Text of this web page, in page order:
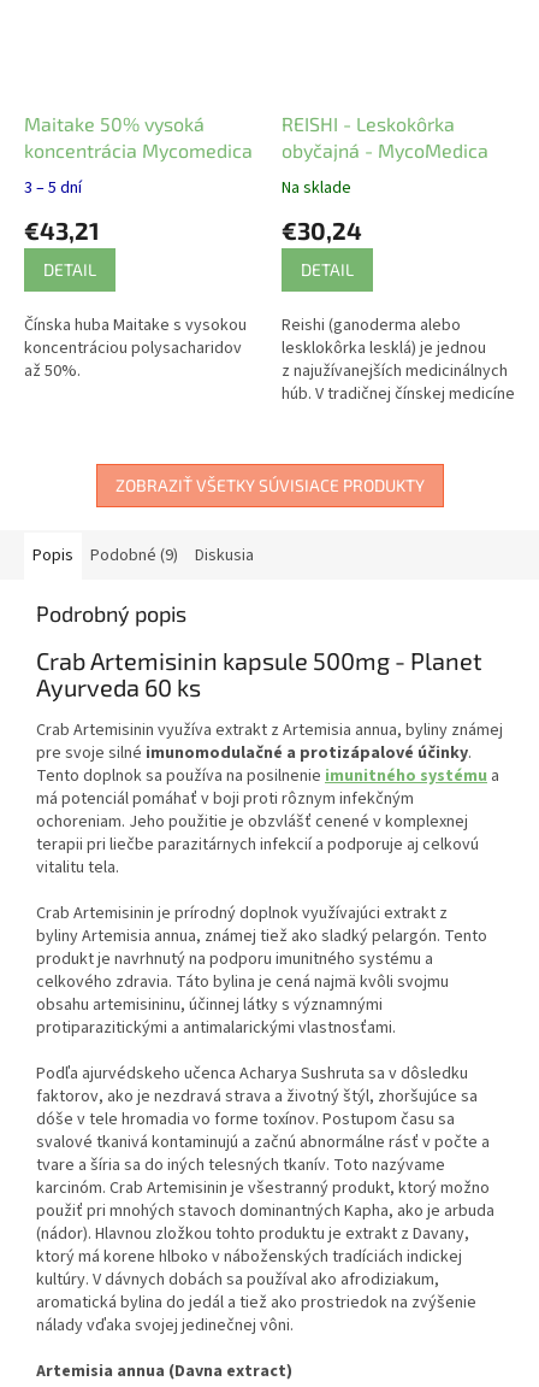
Maitake 50% vysoká
koncentrácia Mycomedica
3 – 5 dní
€43,21
DETAIL
Čínska huba Maitake s vysokou
koncentráciou polysacharidov
až 50%.
REISHI - Leskokôrka
obyčajná - MycoMedica
Na sklade
€30,24
DETAIL
Reishi (ganoderma alebo
lesklokôrka lesklá) je jednou
z najužívanejších medicinálnych
húb. V tradičnej čínskej medicíne
ZOBRAZIŤ VŠETKY SÚVISIACE PRODUKTY
Popis Podobné (9) Diskusia
Podrobný popis
Crab Artemisinin kapsule 500mg - Planet
Ayurveda 60 ks
Crab Artemisinin využíva extrakt z Artemisia annua, byliny známej
pre svoje silné imunomodulačné a protizápalové účinky.
Tento doplnok sa používa na posilnenie imunitného systému a
má potenciál pomáhať v boji proti rôznym infekčným
ochoreniam. Jeho použitie je obzvlášť cenené v komplexnej
terapii pri liečbe parazitárnych infekcií a podporuje aj celkovú
vitalitu tela.
Crab Artemisinin je prírodný doplnok využívajúci extrakt z
byliny Artemisia annua, známej tiež ako sladký pelargón. Tento
produkt je navrhnutý na podporu imunitného systému a
celkového zdravia. Táto bylina je cená najmä kvôli svojmu
obsahu artemisininu, účinnej látky s významnými
protiparazitickými a antimalarickými vlastnosťami.
Podľa ajurvédskeho učenca Acharya Sushruta sa v dôsledku
faktorov, ako je nezdravá strava a životný štýl, zhoršujúce sa
dóše v tele hromadia vo forme toxínov. Postupom času sa
svalové tkanivá kontaminujú a začnú abnormálne rásť v počte a
tvare a šíria sa do iných telesných tkanív. Toto nazývame
karcinóm. Crab Artemisinin je všestranný produkt, ktorý možno
použiť pri mnohých stavoch dominantných Kapha, ako je arbuda
(nádor). Hlavnou zložkou tohto produktu je extrakt z Davany,
ktorý má korene hlboko v náboženských tradíciách indickej
kultúry. V dávnych dobách sa používal ako afrodiziakum,
aromatická bylina do jedál a tiež ako prostriedok na zvýšenie
nálady vďaka svojej jedinečnej vôni.
Artemisia annua (Davna extract)